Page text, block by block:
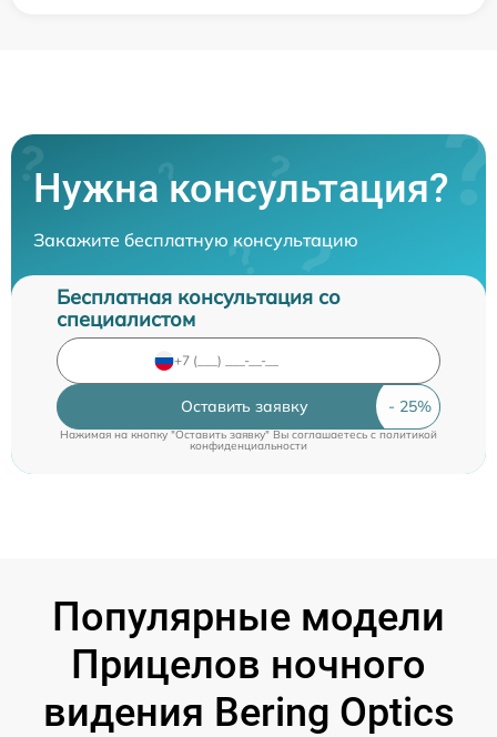
Нужна консультация?
Закажите бесплатную консультацию
Бесплатная консультация со
специалистом
Оставить заявку
Нажимая на кнопку "Оставить заявку" Вы соглашаетесь cполитикой
конфиденциальности
Популярные модели
Прицелов ночного
видения Bering Optics